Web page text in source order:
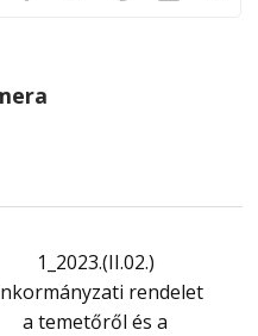
1_2023.(II.02.)
rendelet
a temetőről és a